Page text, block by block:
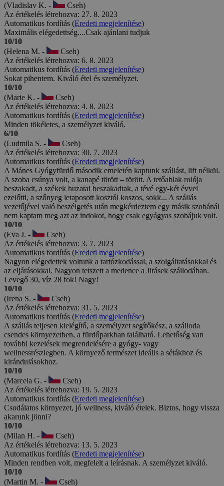
(Vladislav K. -
Cseh)
Az értékelés létrehozva: 27. 8. 2023
Automatikus fordítás (Eredeti megjelenítése)
Maximális elégedettség....Csak ajánlani tudjuk
10/10
(Helena M. -
Cseh)
Az értékelés létrehozva: 6. 8. 2023
Automatikus fordítás (Eredeti megjelenítése)
Sokat pihentem. Kiváló étel és személyzet.
10/10
(Marie K. -
Cseh)
Az értékelés létrehozva: 4. 8. 2023
Automatikus fordítás (Eredeti megjelenítése)
Minden tökéletes, a személyzet kiváló.
6/10
(Ludmila S. -
Cseh)
Az értékelés létrehozva: 30. 7. 2023
Automatikus fordítás (Eredeti megjelenítése)
A Mánes Gyógyfürdő második emeletén kaptunk szállást, lift nélkül.
A szoba csúnya volt, a kanapé törött – törött. A tetőablak rolója
beszakadt, a székek huzatai beszakadtak, a tévé egy-két évvel
ezelőtti, a szőnyeg letaposott kosztól koszos, sokk... A szállás
vezetőjével való beszélgetés után megkérdeztem egy másik szobánál
nem kaptam meg azt az indokot, hogy csak egyágyas szobájuk volt.
10/10
(Eva J. -
Cseh)
Az értékelés létrehozva: 3. 7. 2023
Automatikus fordítás (Eredeti megjelenítése)
Nagyon elégedettek voltunk a tartózkodással, a szolgáltatásokkal és
az eljárásokkal. Nagyon tetszett a medence a Jirásek szállodában.
Levegő 30, víz 28 fok! Nagy!
10/10
(Irena S. -
Cseh)
Az értékelés létrehozva: 31. 5. 2023
Automatikus fordítás (Eredeti megjelenítése)
A szállás teljesen kielégítő, a személyzet segítőkész, a szálloda
csendes környezetben, a fürdőparkban található. Lehetőség van
további kezelések megrendelésére a gyógy- vagy
wellnessrészlegben. A környező természet ideális a sétákhoz és
kirándulásokhoz.
10/10
(Marcela G. -
Cseh)
Az értékelés létrehozva: 19. 5. 2023
Automatikus fordítás (Eredeti megjelenítése)
Csodálatos környezet, jó wellness, kiváló ételek. Biztos, hogy vissza
akarunk jönni?
10/10
(Milan H. -
Cseh)
Az értékelés létrehozva: 13. 5. 2023
Automatikus fordítás (Eredeti megjelenítése)
Minden rendben volt, megfelelt a leírásnak. A személyzet kiváló.
10/10
(Martin M. -
Cseh)